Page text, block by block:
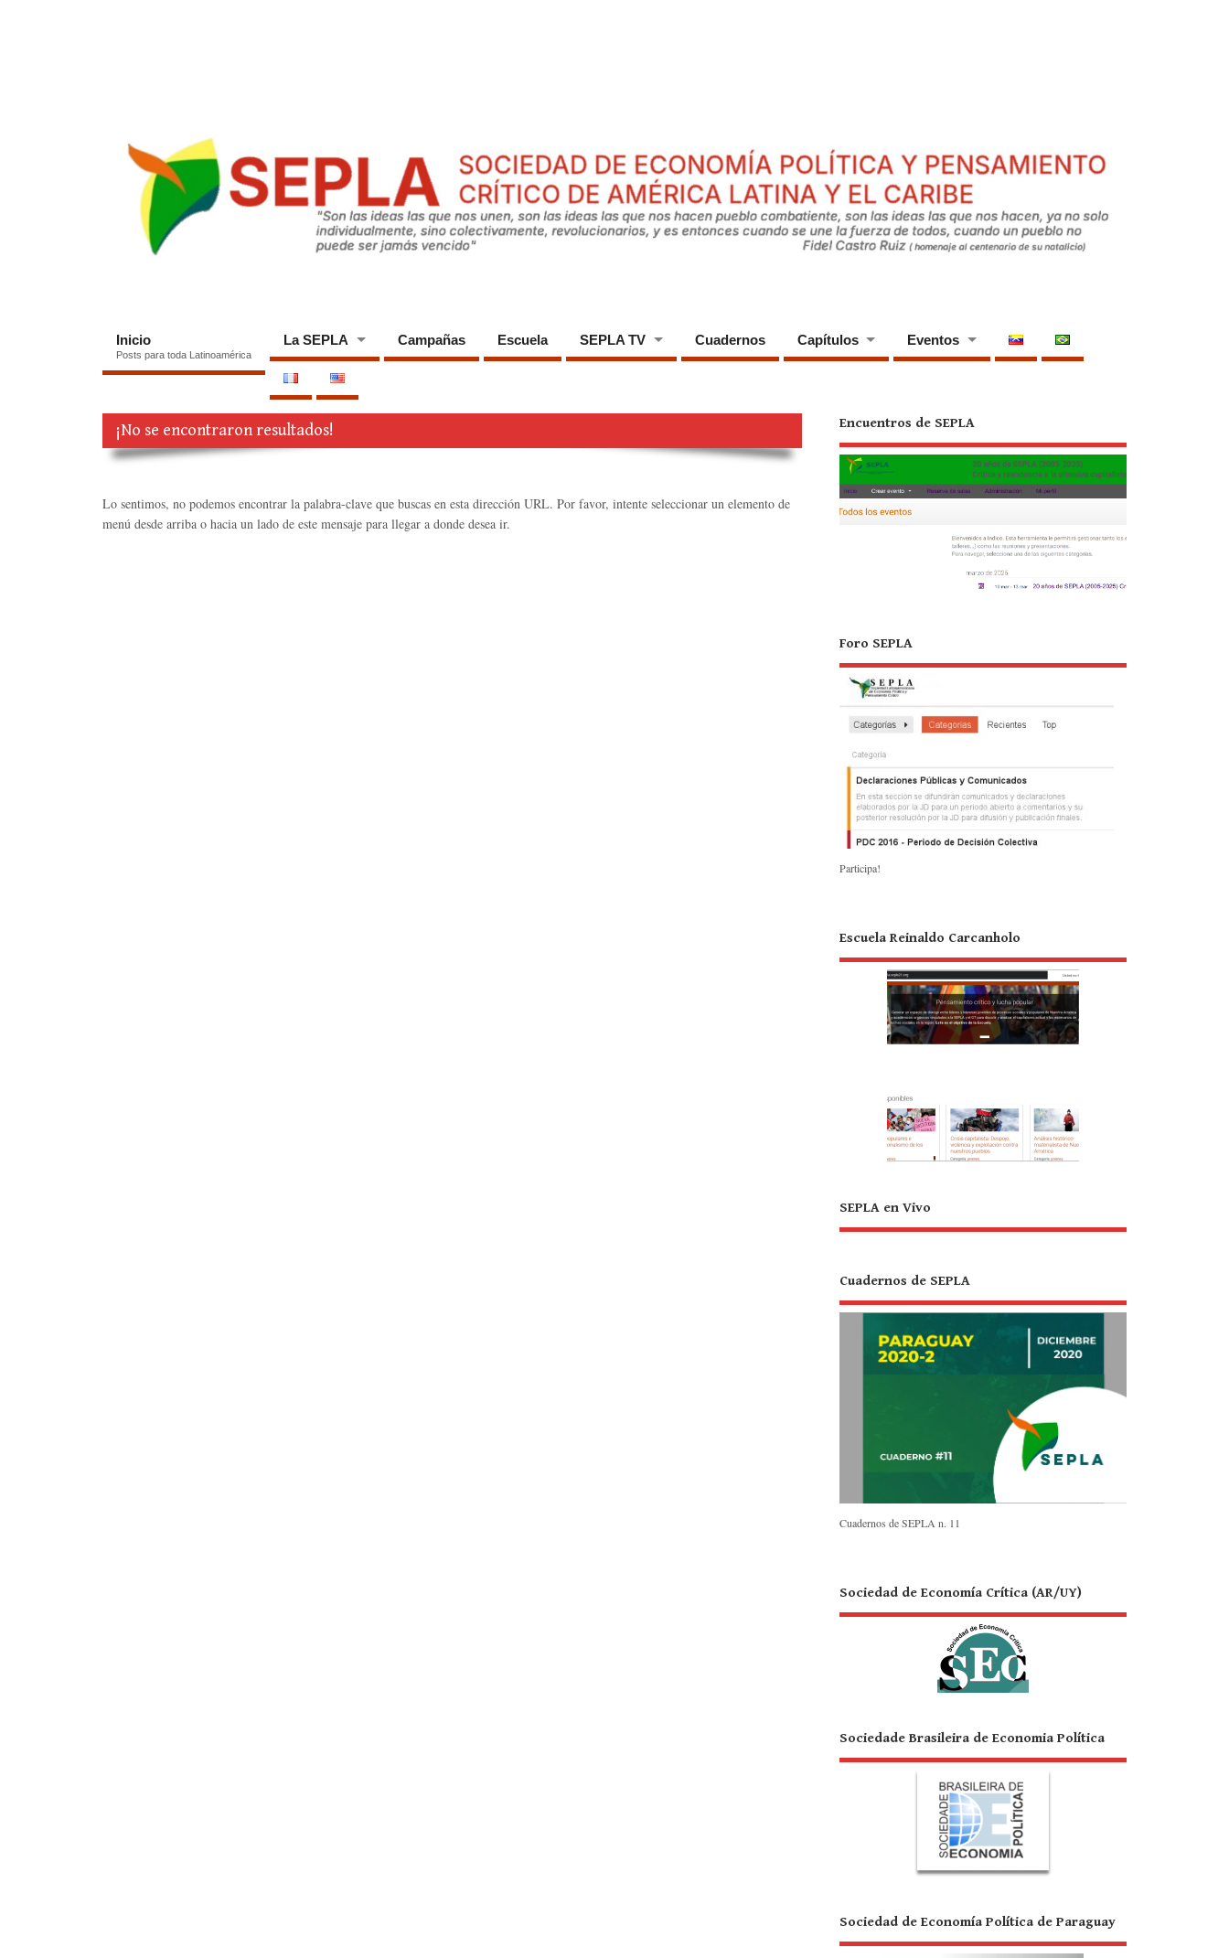
Inicio
Posts para toda Latinoamérica
La SEPLA Campañas Escuela SEPLA TV Cuadernos Capítulos Eventos
¡No se encontraron resultados!
Lo sentimos, no podemos encontrar la palabra-clave que buscas en esta dirección URL. Por favor, intente seleccionar un elemento de
menú desde arriba o hacia un lado de este mensaje para llegar a donde desea ir.
Encuentros de SEPLA
Foro SEPLA
Participa!
Escuela Reinaldo Carcanholo
SEPLA en Vivo
Cuadernos de SEPLA
Cuadernos de SEPLA n. 11
Sociedad de Economía Crítica (AR/UY)
Sociedade Brasileira de Economia Política
Sociedad de Economía Política de Paraguay